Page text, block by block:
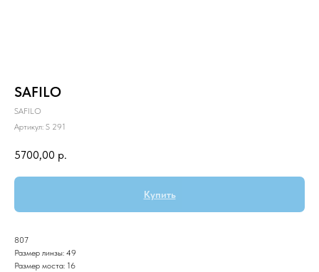
SAFILO
SAFILO
Артикул: S 291
5700,00 р.
Купить
807
Размер линзы: 49
Размер моста: 16